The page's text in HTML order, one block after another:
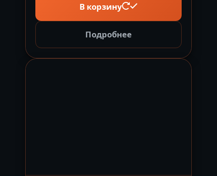
В корзину
Подробнее